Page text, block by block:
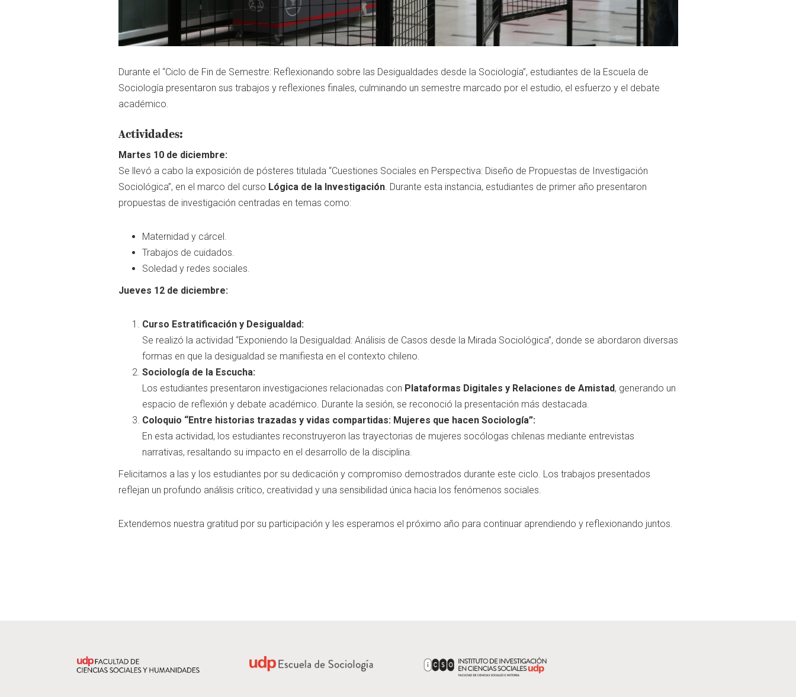
Durante el “Ciclo de Fin de Semestre: Reflexionando sobre las Desigualdades desde la Sociología”, estudiantes de la Escuela de
Sociología presentaron sus trabajos y reflexiones finales, culminando un semestre marcado por el estudio, el esfuerzo y el debate
académico.
Actividades:
Martes 10 de diciembre:
Se llevó a cabo la exposición de pósteres titulada “Cuestiones Sociales en Perspectiva: Diseño de Propuestas de Investigación
Sociológica”, en el marco del curso Lógica de la Investigación. Durante esta instancia, estudiantes de primer año presentaron
propuestas de investigación centradas en temas como:
Maternidad y cárcel.
Trabajos de cuidados.
Soledad y redes sociales.
Jueves 12 de diciembre:
Curso Estratificación y Desigualdad:
Se realizó la actividad “Exponiendo la Desigualdad: Análisis de Casos desde la Mirada Sociológica”, donde se abordaron diversas
formas en que la desigualdad se manifiesta en el contexto chileno.
Sociología de la Escucha:
Los estudiantes presentaron investigaciones relacionadas con Plataformas Digitales y Relaciones de Amistad, generando un
espacio de reflexión y debate académico. Durante la sesión, se reconoció la presentación más destacada.
Coloquio “Entre historias trazadas y vidas compartidas: Mujeres que hacen Sociología”:
En esta actividad, los estudiantes reconstruyeron las trayectorias de mujeres socólogas chilenas mediante entrevistas
narrativas, resaltando su impacto en el desarrollo de la disciplina.
Felicitamos a las y los estudiantes por su dedicación y compromiso demostrados durante este ciclo. Los trabajos presentados
reflejan un profundo análisis crítico, creatividad y una sensibilidad única hacia los fenómenos sociales.
Extendemos nuestra gratitud por su participación y les esperamos el próximo año para continuar aprendiendo y reflexionando juntos.